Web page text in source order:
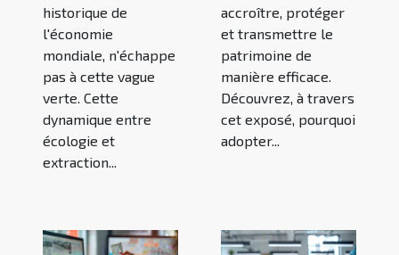
historique de
l'économie
mondiale, n'échappe
pas à cette vague
verte. Cette
dynamique entre
écologie et
extraction...
accroître, protéger
et transmettre le
patrimoine de
manière efficace.
Découvrez, à travers
cet exposé, pourquoi
adopter...